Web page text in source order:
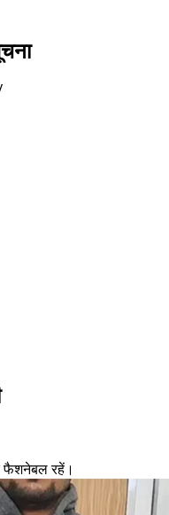
फैशनेबल रहें।